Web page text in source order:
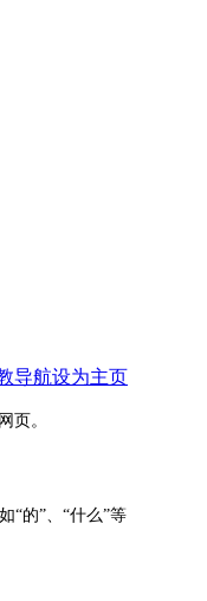
导航设为主页
页。
“的”、“什么”等